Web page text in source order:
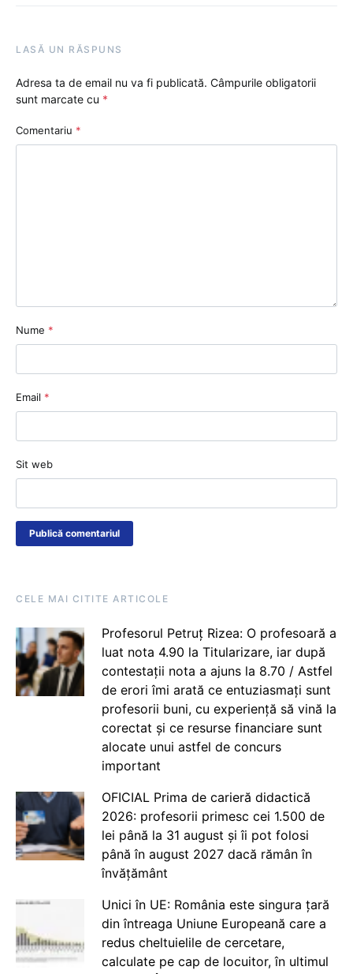
LASĂ UN RĂSPUNS
Adresa ta de email nu va fi publicată. Câmpurile obligatorii
sunt marcate cu *
Comentariu *
Nume *
Email *
Sit web
CELE MAI CITITE ARTICOLE
Profesorul Petruț Rizea: O profesoară a
luat nota 4.90 la Titularizare, iar după
contestații nota a ajuns la 8.70 / Astfel
de erori îmi arată ce entuziasmați sunt
profesorii buni, cu experiență să vină la
corectat și ce resurse financiare sunt
alocate unui astfel de concurs
important
OFICIAL Prima de carieră didactică
2026: profesorii primesc cei 1.500 de
lei până la 31 august și îi pot folosi
până în august 2027 dacă rămân în
învățământ
Unici în UE: România este singura țară
din întreaga Uniune Europeană care a
redus cheltuielile de cercetare,
calculate pe cap de locuitor, în ultimul